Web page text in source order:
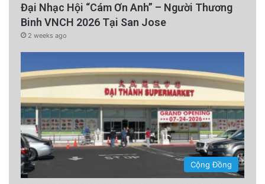
Đại Nhạc Hội “Cám Ơn Anh” – Người Thương
Binh VNCH 2026 Tại San Jose
2 weeks ago
Cộng Đồng